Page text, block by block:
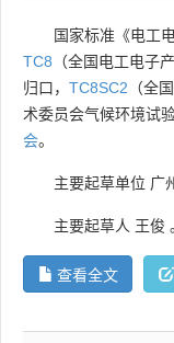
国家标准《电工
TC8 （全国电工电子
归口， TC8SC2 （全
术委员会气候环境试
会。
主要起草单位 广
主要起草人 王俊
查看全文